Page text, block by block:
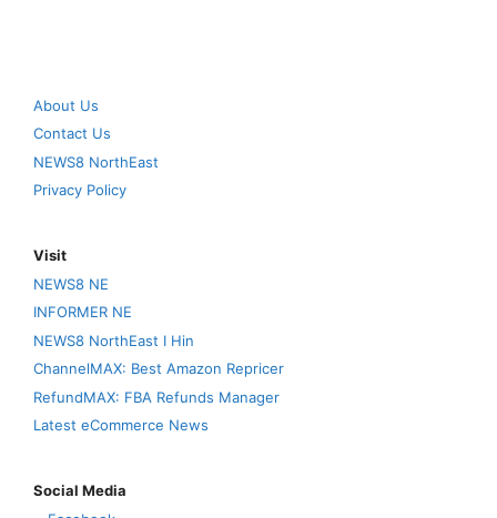
About Us
Contact Us
NEWS8 NorthEast
Privacy Policy
Visit
NEWS8 NE
INFORMER NE
NEWS8 NorthEast I Hin
ChannelMAX: Best Amazon Repricer
RefundMAX: FBA Refunds Manager
Latest eCommerce News
Social Media